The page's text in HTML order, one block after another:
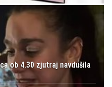
ob 4.30 zjutraj navdušila